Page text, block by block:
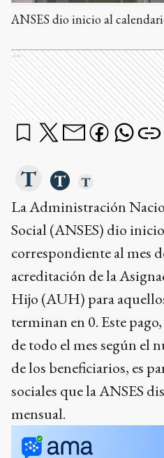
ANSES dio inicio al
Ads
La Administración
Social (ANSES) dio
correspondiente al mes
acreditación de la
Hijo (AUH) para
terminan en 0. Este
de todo el mes según el
de los beneficiarios, es
sociales que la ANSES
mensual.